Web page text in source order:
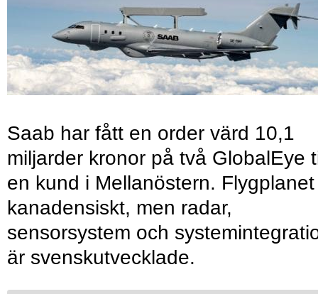
Saab har fått en order värd 10,1
miljarder kronor på två GlobalEye
en kund i Mellanöstern.
kanadensiskt, men radar,
sensorsystem och
är svenskutvecklade.